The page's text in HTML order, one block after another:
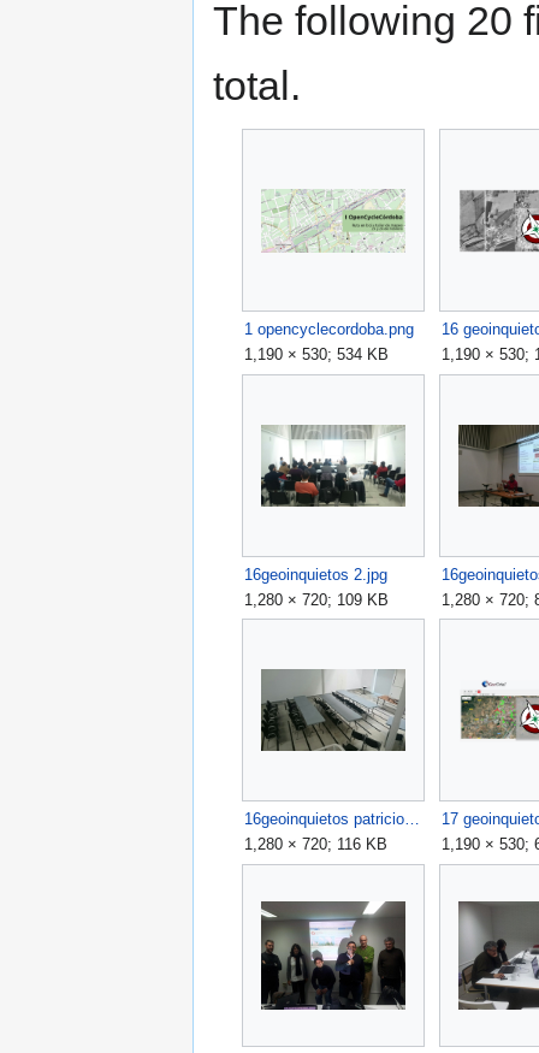
The following 20
total.
1 opencyclecordoba.png
1,190 × 530; 534 KB
16
1,190 × 530;
16geoinquietos 2.jpg
1,280 × 720; 109 KB
1,280 × 720;
16geoinquietos patricio sala colegioarquitectos.jpg
1,280 × 720; 116 KB
17
1,190 × 530;